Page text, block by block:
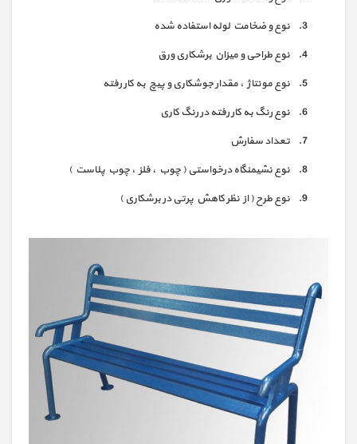
نوع و ضخامت لوله استفاده شده
نوع طراحی و میزان برشکاری ورق
نوع مونتاژ ، مقدار جوشکاری و پیچ به کار رفته
نوع رنگ به کار رفته در رنگ کاری
تعداد سفارش
نوع نشیمنگاه درخواستی ( چوب ، فلز ، چوب پلاست )
نوع طرح ( از نظر کاهش پرتی در برشکاری )